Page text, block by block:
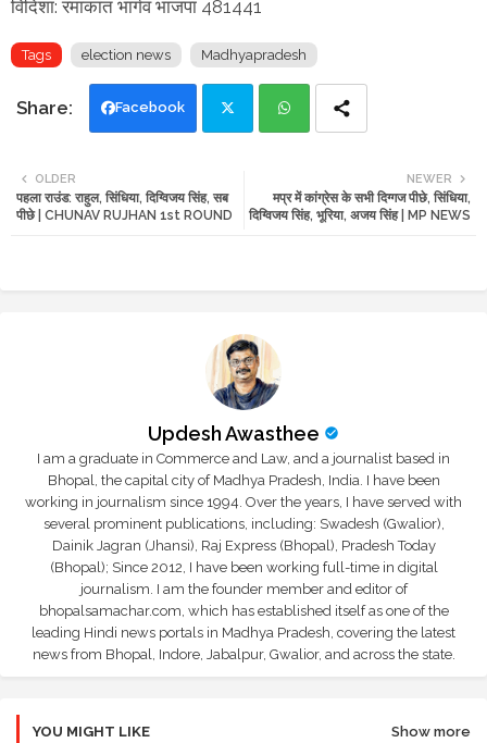
विदिशा: रमाकांत भार्गव भाजपा 481441
Tags election news Madhyapradesh
Facebook
tte ats
NEWER
मप्र में कांग्रेस के सभी दिग्गज पीछे, सिंधिया,
दिग्विजय सिंह, भूरिया, अजय सिंह | MP NEWS
OLDER
पहला राउंड: राहुल, सिंधिया, दिग्विजय सिंह, सब
पीछे | CHUNAV RUJHAN 1st ROUND
Updesh Awasthee
I am a graduate in Commerce and Law, and a journalist based in
Bhopal, the capital city of Madhya Pradesh, India. I have been
working in journalism since 1994. Over the years, I have served with
several prominent publications, including: Swadesh (Gwalior),
Dainik Jagran (Jhansi), Raj Express (Bhopal), Pradesh Today
(Bhopal); Since 2012, I have been working full-time in digital
journalism. I am the founder member and editor of
bhopalsamachar.com, which has established itself as one of the
leading Hindi news portals in Madhya Pradesh, covering the latest
news from Bhopal, Indore, Jabalpur, Gwalior, and across the state.
YOU MIGHT LIKE Show more